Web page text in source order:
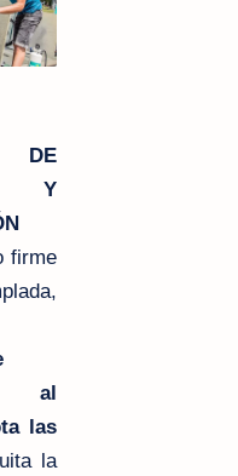
DE
Y
firme
al
las
la